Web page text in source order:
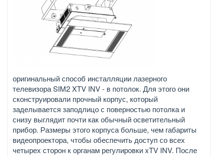
оригинальный способ инсталляции лазерного
телевизора SIM2 XTV INV - в потолок. Для этого они
сконструировали прочный корпус, который
заделывается заподлицо с поверностью потолка и
снизу выглядит почти как обычный осветительный
прибор. Размеры этого корпуса больше, чем габариты
видеопроектора, чтобы обеспечить доступ со всех
четырех сторон к органам регулировки xTV INV. После